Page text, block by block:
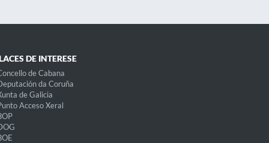
DE INTERESE
de Cabana
da Coruña
de Galicia
Acceso Xeral